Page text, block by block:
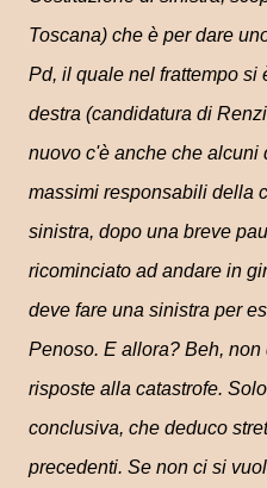
Toscana) che è per dare
Pd, il quale nel frattempo si
destra (candidatura di
nuovo c'è anche che alcuni
massimi responsabili della
sinistra, dopo una breve
ricominciato ad andare in
deve fare una sinistra per
Penoso. E allora? Beh,
risposte alla catastrofe.
conclusiva, che deduco
precedenti. Se non ci si